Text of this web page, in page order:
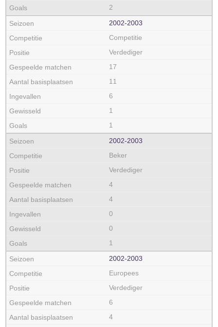
2
2002‑2003
Competitie
Verdediger
17
11
6
1
1
2002‑2003
Beker
Verdediger
4
4
0
0
1
2002‑2003
Europees
Verdediger
6
4